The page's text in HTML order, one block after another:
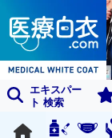
エキスパー
ト 検索